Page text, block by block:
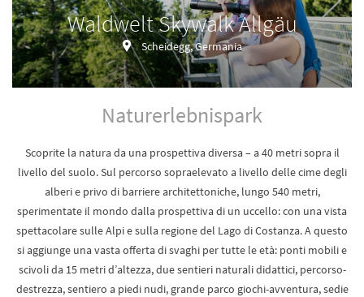
Waldwelt Skywalk Allgäu
Scheidegg, Germania
Naturerlebnispark
Scoprite la natura da una prospettiva diversa – a 40 metri sopra il
livello del suolo. Sul percorso sopraelevato a livello delle cime degli
alberi e privo di barriere architettoniche, lungo 540 metri,
sperimentate il mondo dalla prospettiva di un uccello: con una vista
spettacolare sulle Alpi e sulla regione del Lago di Costanza. A questo
si aggiunge una vasta offerta di svaghi per tutte le età: ponti mobili e
scivoli da 15 metri d’altezza, due sentieri naturali didattici, percorso-
destrezza, sentiero a piedi nudi, grande parco giochi-avventura, sedie